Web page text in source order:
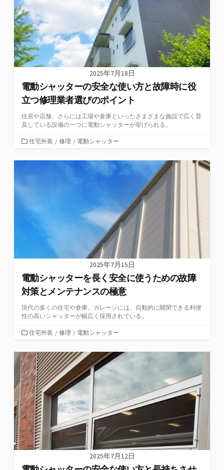
2025年7月18日
電動シャッターの安全な使い方と故障時に役
立つ修理業者選びのポイント
住居や店舗、さらには工場や倉庫といったさまざまな施設で広く普
及している設備の一つに電動シャッターが挙げられる。
カ
ゴ
住宅外装 / 修理 / 電動シャッター
2025年7月15日
電動シャッターを長く安全に使うための故障
対策とメンテナンスの極意
現代の多くの住宅や倉庫、ガレージには、自動的に開閉できる利便
性の高いシャッターが幅広く採用されている。
カ
ゴ
リ
ー
住宅外装 / 修理 / 電動シャッター
2025年7月12日